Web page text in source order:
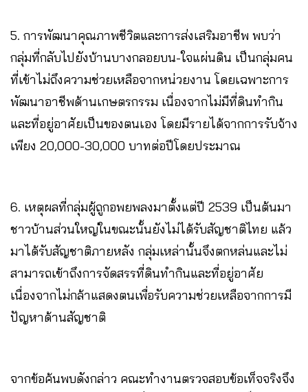
5. การพัฒนาคุณภาพชีวิตและการส่งเสริมอาชีพ พบว่า
กลุ่มที่กลับไปยังบ้านบางกลอยบน-ใจแผ่นดิน เป็นกลุ่มคน
ที่เข้าไม่ถึงความช่วยเหลือจากหน่วยงาน โดยเฉพาะการ
พัฒนาอาชีพด้านเกษตรกรรม เนื่องจากไม่มีที่ดินทำกิน
และที่อยู่อาศัยเป็นของตนเอง โดยมีรายได้จากการรับจ้าง
เพียง 20,000-30,000 บาทต่อปีโดยประมาณ
6. เหตุผลที่กลุ่มผู้ถูกอพยพลงมาตั้งแต่ปี 2539 เป็นต้นมา
ชาวบ้านส่วนใหญ่ในขณะนั้นยังไม่ได้รับสัญชาติไทย แล้ว
มาได้รับสัญชาติภายหลัง กลุ่มเหล่านั้นจึงตกหล่นและไม่
สามารถเข้าถึงการจัดสรรที่ดินทำกินและที่อยู่อาศัย
เนื่องจากไม่กล้าแสดงตนเพื่อรับความช่วยเหลือจากการมี
ปัญหาด้านสัญชาติ
จากข้อค้นพบดังกล่าว คณะทำงานตรวจสอบข้อเท็จจริงจึง